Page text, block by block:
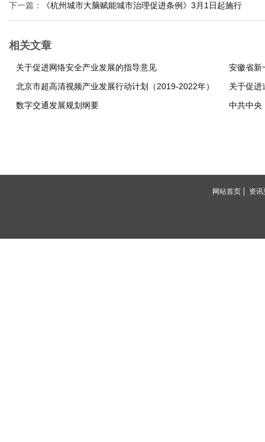
下一篇： 《杭州城市大脑赋能城市治理促进条例》3月1日起施行
相关文章
关于促进网络安全产业发展的指导意见
安徽省新
北京市超高清视频产业发展行动计划（2019-2022年）
关于促进
数字交通发展规划纲要
中共中央
网站首页 资讯